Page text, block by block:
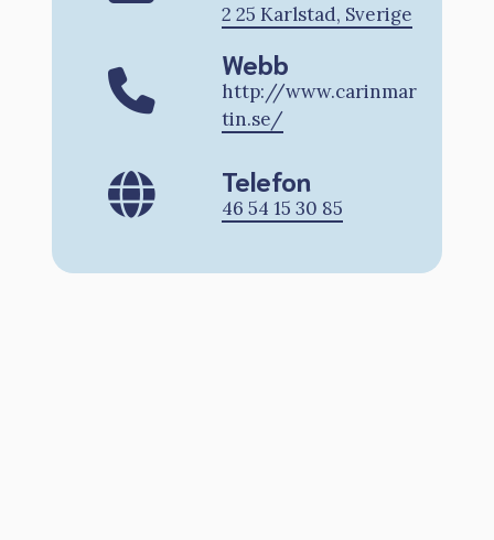
2 25 Karlstad, Sverige
Webb
http://www.carinmar
tin.se/
Telefon
46 54 15 30 85